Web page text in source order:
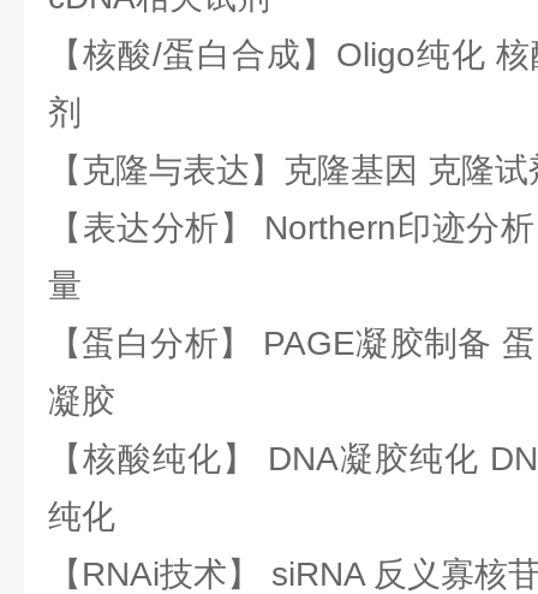
【核酸/蛋白合成】Oligo纯化
剂
【克隆与表达】克隆基因 克隆
【表达分析】 Northern印迹分
量
【蛋白分析】 PAGE凝胶制备
凝胶
【核酸纯化】 DNA凝胶纯化
纯化
【RNAi技术】 siRNA 反义寡核